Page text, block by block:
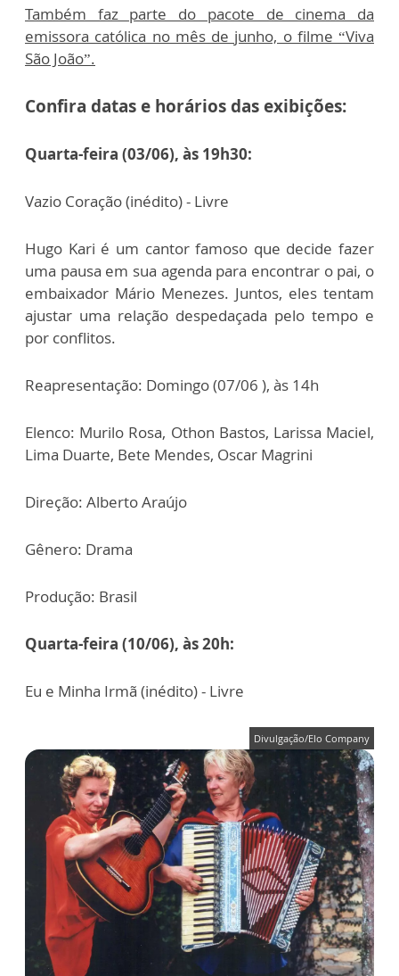
Também faz parte do pacote de cinema da
emissora católica no mês de junho, o filme “Viva
São João”.
Confira datas e horários das exibições:
Quarta-feira (03/06), às 19h30:
Vazio Coração (inédito) - Livre
Hugo Kari é um cantor famoso que decide fazer
uma pausa em sua agenda para encontrar o pai, o
embaixador Mário Menezes. Juntos, eles tentam
ajustar uma relação despedaçada pelo tempo e
por conflitos.
Reapresentação: Domingo (07/06 ), às 14h
Elenco: Murilo Rosa, Othon Bastos, Larissa Maciel,
Lima Duarte, Bete Mendes, Oscar Magrini
Direção: Alberto Araújo
Gênero: Drama
Produção: Brasil
Quarta-feira (10/06), às 20h:
Eu e Minha Irmã (inédito) - Livre
Divulgação/Elo Company